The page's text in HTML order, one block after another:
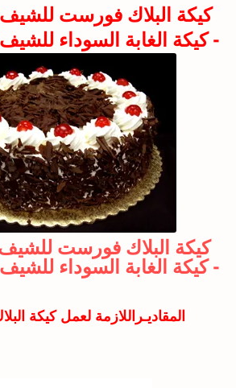
كيكة البلاك فورست
- كيكة الغابة السوداء
كيكة البلاك فورست
- كيكة الغابة السوداء
المقاديـراللازمة لعمل كيكة